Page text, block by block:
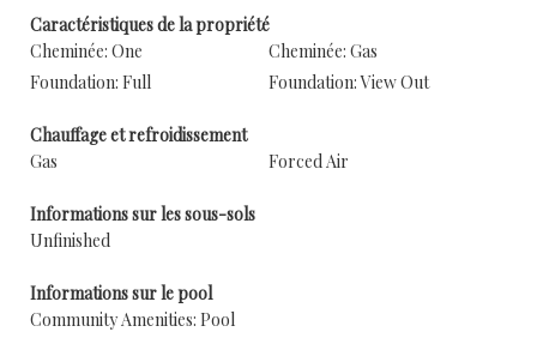
Caractéristiques de la propriété
Cheminée: One
Cheminée: Gas
Foundation: Full
Foundation: View Out
Chauffage et refroidissement
Gas
Forced Air
Informations sur les sous-sols
Unfinished
Informations sur le pool
Community Amenities: Pool